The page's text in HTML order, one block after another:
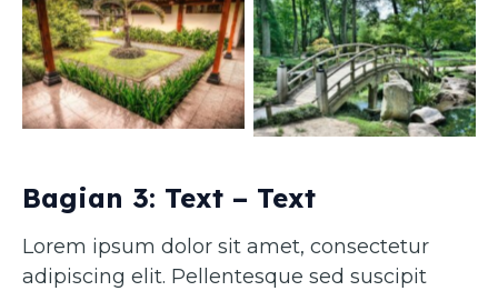
Caption 3 Caption 4
Bagian 3: Text – Text
Lorem ipsum dolor sit amet, consectetur
adipiscing elit. Pellentesque sed suscipit